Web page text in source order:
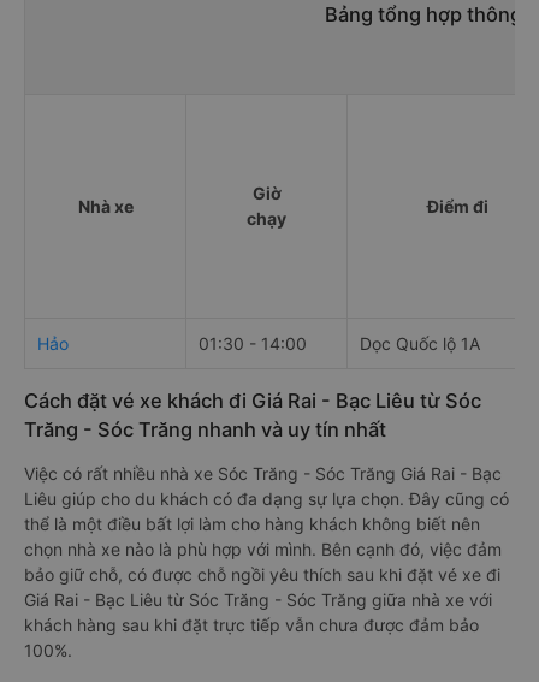
Bảng tổng hợp thông
Nhà xe
Giờ
chạy
Điểm đi
Hảo 01:30 - 14:00 Dọc Quốc lộ 1A
Cách đặt vé xe khách đi Giá Rai - Bạc Liêu từ Sóc
Trăng - Sóc Trăng nhanh và uy tín nhất
Việc có rất nhiều nhà xe Sóc Trăng - Sóc Trăng Giá Rai - Bạc
Liêu giúp cho du khách có đa dạng sự lựa chọn. Đây cũng có
thể là một điều bất lợi làm cho hàng khách không biết nên
chọn nhà xe nào là phù hợp với mình. Bên cạnh đó, việc đảm
bảo giữ chỗ, có được chỗ ngồi yêu thích sau khi đặt vé xe đi
Giá Rai - Bạc Liêu từ Sóc Trăng - Sóc Trăng giữa nhà xe với
khách hàng sau khi đặt trực tiếp vẫn chưa được đảm bảo
100%.